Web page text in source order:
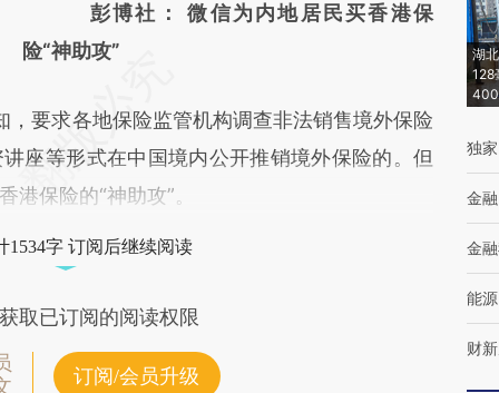
彭博社： 微信为内地居民买香港保
险“神助攻”
求各地保险监管机构调查非法销售境外保险
座等形式在中国境内公开推销境外保险的。但
保险的“神助攻”。
1534字 订阅后继续阅读
取已订阅的阅读权限
订阅/会员升级
湖
128
独家
金融
金
能源
财